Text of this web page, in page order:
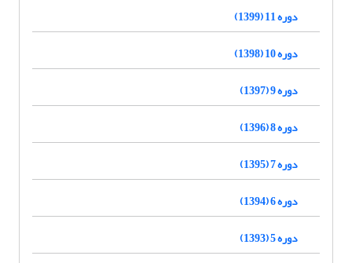
دوره 11 (1399)
دوره 10 (1398)
دوره 9 (1397)
دوره 8 (1396)
دوره 7 (1395)
دوره 6 (1394)
دوره 5 (1393)